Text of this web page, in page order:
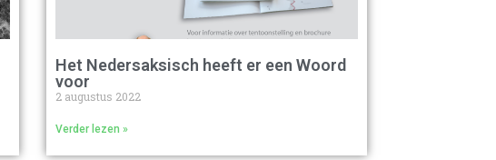
Het Nedersaksisch heeft er een Woord
voor
2 augustus 2022
Verder lezen »